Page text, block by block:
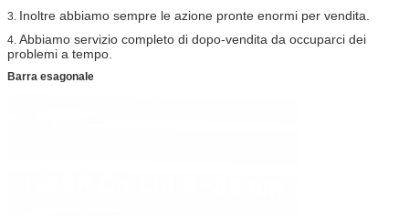
3. Inoltre abbiamo sempre le azione pronte enormi per vendita.
4. Abbiamo servizio completo di dopo-vendita da occuparci dei
problemi a tempo.
Barra esagonale